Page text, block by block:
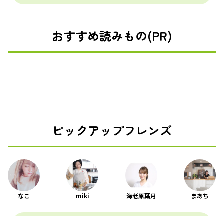
おすすめ読みもの(PR)
ピックアップフレンズ
なこ miki 海老原葉月 まあち